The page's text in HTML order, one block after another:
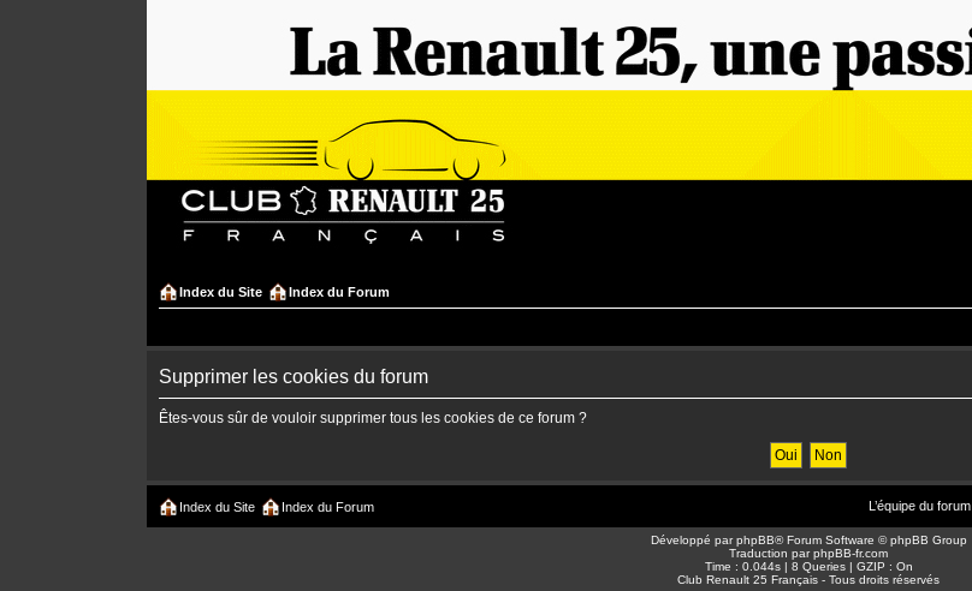
Index du Site Index du Forum
Supprimer les cookies du forum
Êtes-vous sûr de vouloir supprimer tous les cookies de ce forum ?
Index du Site Index du Forum L’équipe du forum
Développé parphpBB® Forum Software © phpBB Group
Traduction parphpBB-fr.com
Time : 0.044s | 8 Queries | GZIP : On
Club Renault 25 Français - Tous droits réservés